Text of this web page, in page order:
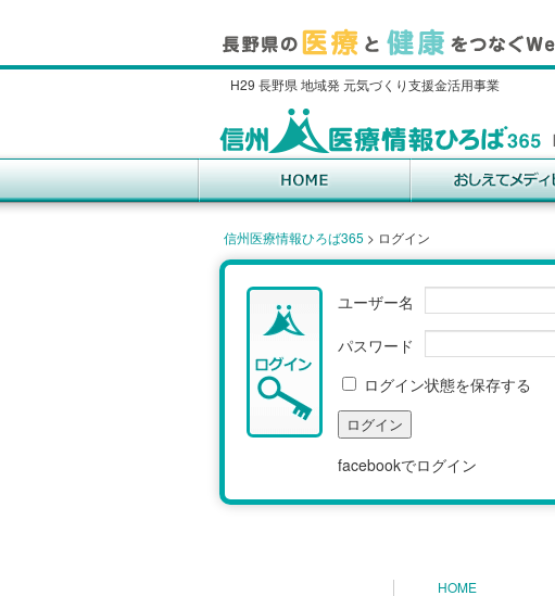
H29 長野県 地域発 元気づくり支援金活用事業
信州医療情報ひろば365 > ログイン
ユーザー名
パスワード
ログイン状態を保存する
facebookでログイン
HOME